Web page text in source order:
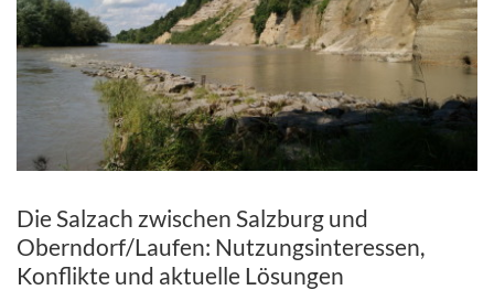
Die Salzach zwischen Salzburg und
Oberndorf/Laufen: Nutzungsinteressen,
Konflikte und aktuelle Lösungen